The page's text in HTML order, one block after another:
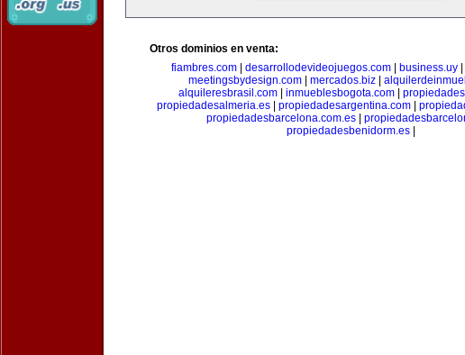
Otros dominios en venta:
fiambres.com| desarrollodevideojuegos.com| business.uy|
meetingsbydesign.com| mercados.biz|
alquileresbrasil.com| inmueblesbogota.com|
propiedadesalmeria.es
propiedadesargentina.com
propiedadesbarcelona.com.es|
propiedadesbenidorm.es|